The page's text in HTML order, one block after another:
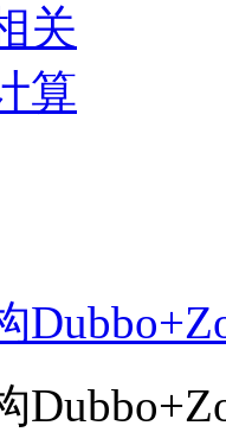
关
算